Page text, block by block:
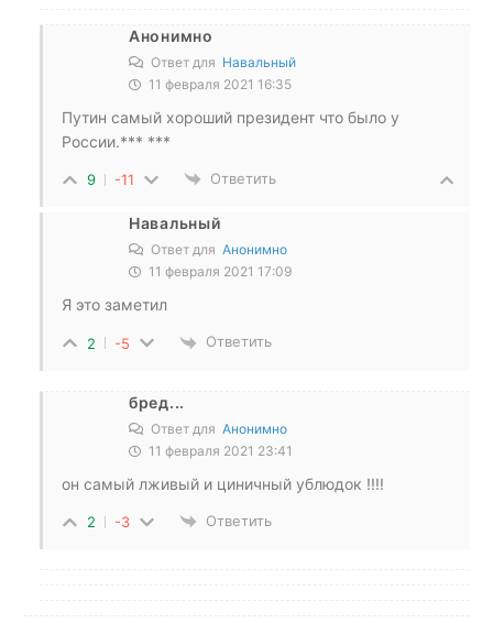
Анонимно
Ответ для Навальный
11 февраля 2021 16:35
Путин самый хороший президент что было у
России.*** ***
9 -11 Ответить
Навальный
Ответ для Анонимно
11 февраля 2021 17:09
Я это заметил
2 -5 Ответить
бред...
Ответ для Анонимно
11 февраля 2021 23:41
он самый лживый и циничный ублюдок !!!!
2 -3 Ответить